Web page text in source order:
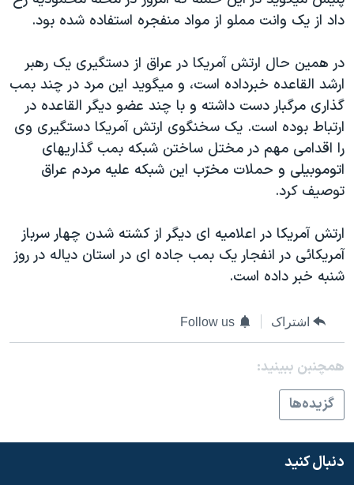
فرهنگ و زندگی
اقتصادی
علم و فناوری
اسرائیل در جنگ
گالری عکس
آرشیو پخش زنده
مستندها
حمله جمهوری اسلامی به اسرائیل
رمز مهسا
ورزش زنان در ایران
اعتراضات زن، زندگی، آزادی
مجموعه مستندهای دادخواهی
دادگاه حمید نوری
چهل سال گروگان‌گیری
اعتراضات مردمی آبان ۹۸
همایش محافظه‌کاران آمریکا «سی‌پک»
صفحه‌های ویژه
سفر پرزیدنت ترامپ به چین
دنبال کنید
زبانهای مختلف
داد از يک وانت مملو از مواد منفجره استفاده شده بود.
در همين حال ارتش آمريکا در عراق از دستگيری يک رهبر
ارشد القاعده خبرداده است، و ميگويد اين مرد در چند بمب
گذاری مرگبار دست داشته و با چند عضو ديگر القاعده در
ارتباط بوده است. يک سخنگوی ارتش آمريکا دستگيری وی
را اقدامی مهم در مختل ساختن شبکه بمب گذاريهای
اتوموبيلی و حملات مخرّب اين شبکه عليه مردم عراق
توصيف کرد.
ارتش آمريکا در اعلاميه ای ديگر از کشته شدن چهار سرباز
آمريکائی در انفجار يک بمب جاده ای در استان دياله در روز
شنبه خبر داده است.
اشتراک Follow us
همچنبن ببینید:
گزيده‌ها
دنبال کنید